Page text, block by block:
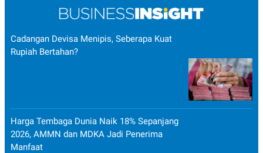
Cadangan Devisa Menipis, Seberapa Kuat
Rupiah Bertahan?
Harga Tembaga Dunia Naik 18% Sepanjang
2026, AMMN dan MDKA Jadi Penerima
Manfaat